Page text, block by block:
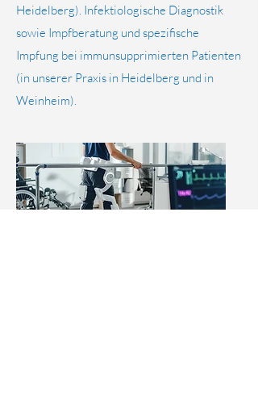
Heidelberg). Infektiologische Diagnostik
sowie Impfberatung und spezifische
Impfung bei immunsupprimierten Patienten
(in unserer Praxis in Heidelberg und in
Weinheim).